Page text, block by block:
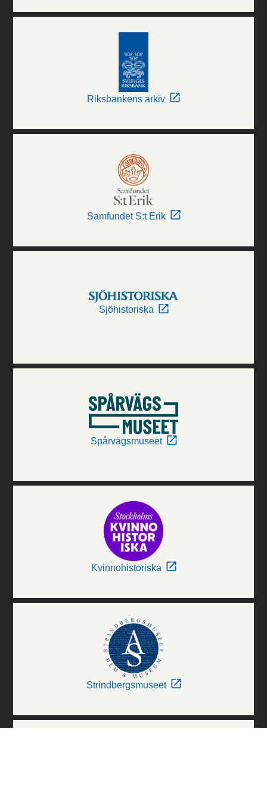
Riksbankens arkiv
Samfundet S:t Erik
Sjöhistoriska
Spårvägsmuseet
Kvinnohistoriska
Strindbergsmuseet